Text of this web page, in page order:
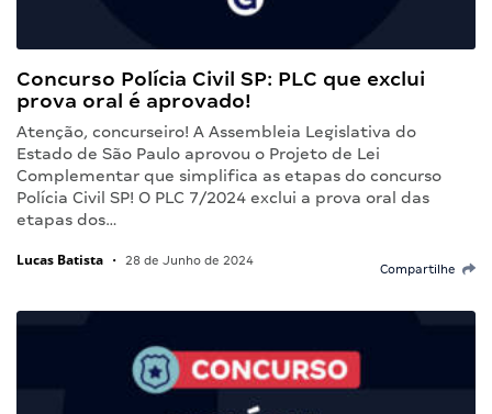
Concurso Polícia Civil SP: PLC que exclui
prova oral é aprovado!
Atenção, concurseiro! A Assembleia Legislativa do
Estado de São Paulo aprovou o Projeto de Lei
Complementar que simplifica as etapas do concurso
Polícia Civil SP! O PLC 7/2024 exclui a prova oral das
etapas dos…
Lucas Batista • 28 de Junho de 2024
Compartilhe